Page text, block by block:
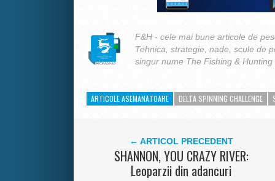
F&H - cele mai bune articole de
Tehnica, strategie, nade, scule de
singur nume The Fishing & Hunting
ARTICOLE ASEMANATOARE DELTA SPINNING CHALLENGE
← ARTICOL PRECEDENT
SHANNON, YOU CRAZY RIVER:
Leoparzii din adancuri